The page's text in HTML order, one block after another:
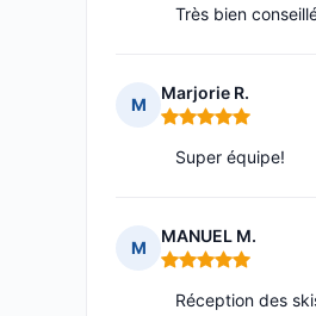
Très bien
M
Marjorie R.
Note : 5 sur 5
Super équipe!
M
MANUEL M.
Note : 5 sur 5
Réception des